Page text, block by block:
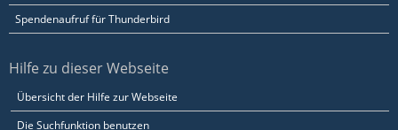
Spendenaufruf für Thunderbird
Hilfe zu dieser Webseite
Übersicht der Hilfe zur Webseite
Die Suchfunktion benutzen